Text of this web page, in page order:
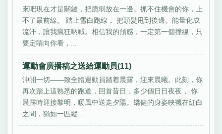
來吧現在才是關鍵，把脆弱放在一邊。抓不住機會的你，上
不了最前線。 踏上雪白跑線， 把頭髮甩到後邊。能量化成
流汗，讓我瘋狂吶喊。相信我的預感，一定第一個撞線，只
要定睛向你看，...
運動會廣播稿之送給運動員(11)
沖開一切——致全體運動員踏着晨露，迎來晨曦。此刻，你
再次踏上這熟悉的跑道，回首昔日，多少個日日夜夜， 你
晨露時迎接黎明，暖風中送走夕陽。矯健的身姿映襯在紅白
之間，猶如一匹縱...